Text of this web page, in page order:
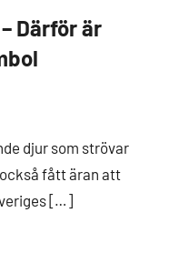
Därför är
djur som strövar
fått äran att
[…]